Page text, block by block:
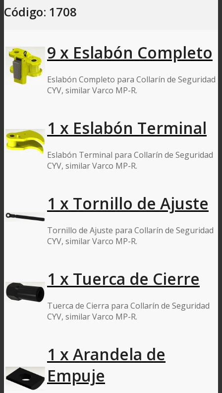
Código: 1708
9 x Eslabón Completo
Eslabón Completo para Collarín de Seguridad
CYV, similar Varco MP-R.
1 x Eslabón Terminal
Eslabón Terminal para Collarín de Seguridad
CYV, similar Varco MP-R.
1 x Tornillo de Ajuste
Tornillo de Ajuste para Collarín de Seguridad
CYV, similar Varco MP-R.
1 x Tuerca de Cierre
Tuerca de Cierra para Collarín de Seguridad
CYV, similar Varco MP-R.
1 x Arandela de
Empuje